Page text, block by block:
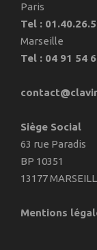
Paris
Tel :
Marseille
Tel : 04 91 54
Siège Social
63 rue Paradis
BP 10351
13177
Mentions